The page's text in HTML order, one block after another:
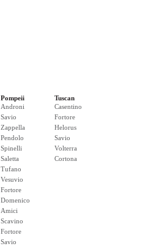
Pompeii
Androni
Savio
Zappella
Pendolo
Spinelli
Saletta
Tufano
Vesuvio
Fortore
Domenico
Amici
Scavino
Fortore
Savio
Tuscan
Casentino
Fortore
Helorus
Savio
Volterra
Cortona